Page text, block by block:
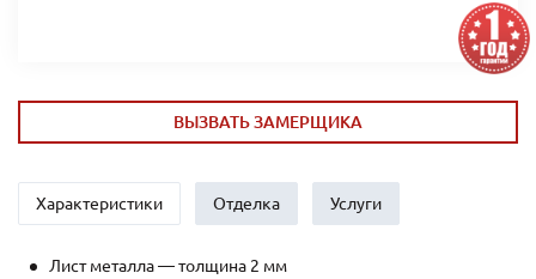
ВЫЗВАТЬ ЗАМЕРЩИКА
Характеристики Отделка Услуги
Лист металла — толщина 2 мм